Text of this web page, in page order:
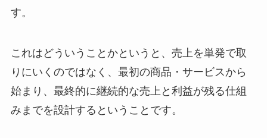
す。
これはどういうことかというと、売上を単発で取
りにいくのではなく、最初の商品・サービスから
始まり、最終的に継続的な売上と利益が残る仕組
みまでを設計するということです。